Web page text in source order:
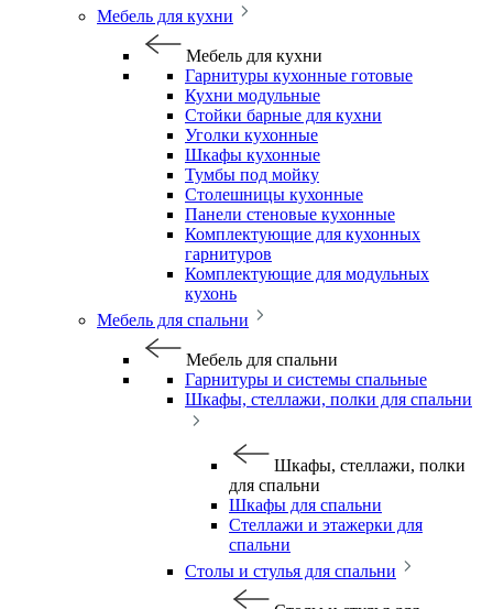
Мебель для кухни
Мебель для кухни
Гарнитуры кухонные готовые
Кухни модульные
Стойки барные для кухни
Уголки кухонные
Шкафы кухонные
Тумбы под мойку
Столешницы кухонные
Панели стеновые кухонные
Комплектующие для кухонных
гарнитуров
Комплектующие для модульных
кухонь
Мебель для спальни
Мебель для спальни
Гарнитуры и системы спальные
Шкафы, стеллажи, полки для спальни
Шкафы, стеллажи, полки
для спальни
Шкафы для спальни
Стеллажи и этажерки для
спальни
Столы и стулья для спальни